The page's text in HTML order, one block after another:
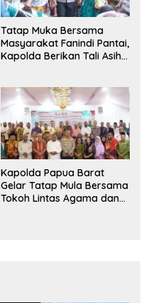
Tatap Muka Bersama
Masyarakat Fanindi Pantai,
Kapolda Berikan Tali Asih
Kapolda Papua Barat
Gelar Tatap Mula Bersama
Tokoh Lintas Agama dan